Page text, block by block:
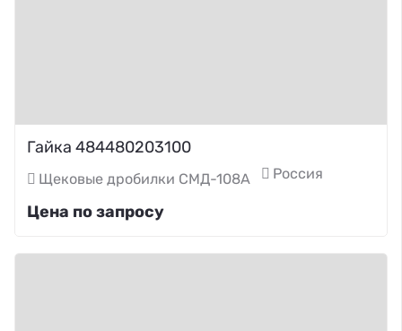
Гайка 484480203100
Щековые дробилки СМД-108А Россия
Цена по запросу